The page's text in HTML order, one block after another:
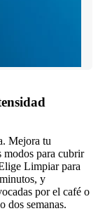
Mejora tu
modos para cubrir
Limpiar para
y
por el café o
dos semanas.